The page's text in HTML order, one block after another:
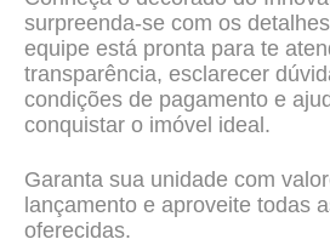
surpreenda-se com os
equipe está pronta para te
transparência, esclarecer
condições de pagamento e
conquistar o imóvel ideal.
Garanta sua unidade com
lançamento e aproveite todas
oferecidas.